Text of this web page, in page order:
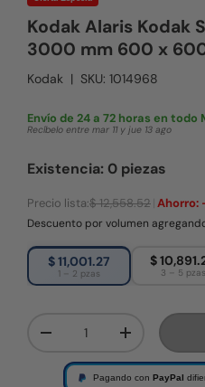
Kodak Alaris Kodak
3000 mm 600 x 600
Kodak | SKU: 1014968
Envío de 24 a 72 horas en todo
Recíbelo entre mar 11 y jue 13 ago
Existencia: 0 piezas
Precio lista:$ 12,558.52 Ahorro:
Descuento por volumen
$ 11,001.27
1 – 2 pzas
$
3 – 5 pzas
Disminuir cantidad
Aumentar
Pagando con PayPal